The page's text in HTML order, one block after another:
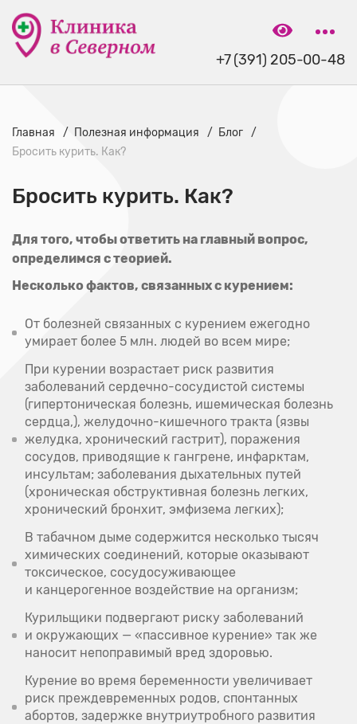
+7 (391) 205-00-48
Главная Полезная информация
Блог
Бросить курить. Как?
Бросить курить. Как?
Для того, чтобы ответить на главный вопрос,
определимся с теорией.
Несколько фактов, связанных с курением:
От болезней связанных с курением ежегодно
умирает более 5 млн. людей во всем мире;
При курении возрастает риск развития
заболеваний сердечно-сосудистой системы
(гипертоническая болезнь, ишемическая болезнь
сердца,), желудочно-кишечного тракта (язвы
желудка, хронический гастрит), поражения
сосудов, приводящие к гангрене, инфарктам,
инсультам; заболевания дыхательных путей
(хроническая обструктивная болезнь легких,
хронический бронхит, эмфизема легких);
В табачном дыме содержится несколько тысяч
химических соединений, которые оказывают
токсическое, сосудосуживающее
и канцерогенное воздействие на организм;
Курильщики подвергают риску заболеваний
и окружающих — «пассивное курение» так же
наносит непоправимый вред здоровью.
Курение во время беременности увеличивает
риск преждевременных родов, спонтанных
абортов, задержке внутриутробного развития